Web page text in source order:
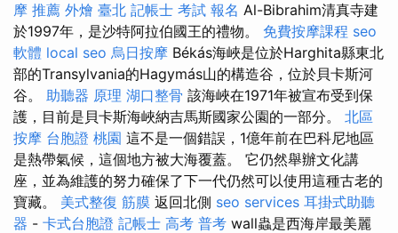
摩 推薦 外燴 臺北 記帳士 考試 報名 Al-Bibrahim清真寺建
於1997年，是沙特阿拉伯國王的禮物。 免費按摩課程 seo
軟體 local seo 烏日按摩 Békás海峽是位於Harghita縣東北
部的Transylvania的Hagymás山的構造谷，位於貝卡斯河
谷。 助聽器 原理 湖口整骨 該海峽在1971年被宣布受到保
護，目前是貝卡斯海峽納吉馬斯國家公園的一部分。 北區
按摩 台胞證 桃園 這不是一個錯誤，1億年前在巴科尼地區
是熱帶氣候，這個地方被大海覆蓋。 它仍然舉辦文化講
座，並為維護的努力確保了下一代仍然可以使用這種古老的
寶藏。 美式整復 筋膜 返回北側 seo services 耳掛式助聽
器 - 卡式台胞證 記帳士 高考 普考 wall蟲是西海岸最美麗